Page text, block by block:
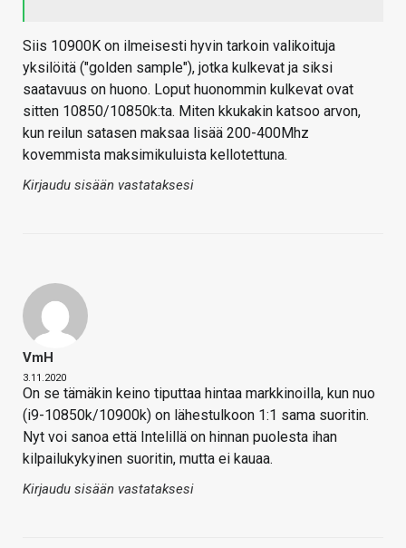
Siis 10900K on ilmeisesti hyvin tarkoin valikoituja
yksilöitä ("golden sample"), jotka kulkevat ja siksi
saatavuus on huono. Loput huonommin kulkevat ovat
sitten 10850/10850k:ta. Miten kkukakin katsoo arvon,
kun reilun satasen maksaa lisää 200-400Mhz
kovemmista maksimikuluista kellotettuna.
Kirjaudu sisään vastataksesi
VmH
3.11.2020
On se tämäkin keino tiputtaa hintaa markkinoilla, kun nuo
(i9-10850k/10900k) on lähestulkoon 1:1 sama suoritin.
Nyt voi sanoa että Intelillä on hinnan puolesta ihan
kilpailukykyinen suoritin, mutta ei kauaa.
Kirjaudu sisään vastataksesi